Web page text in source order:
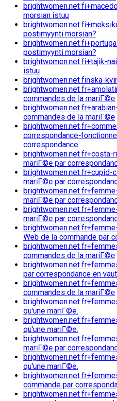
brightwomen.net
morsian istuu
brightwomen.net
postimyynti morsian?
brightwomen.net
postimyynti morsian?
brightwomen.net fi+tajik-
istuu
brightwomen.net finska-
brightwomen.net
commandes de la mariГ©e
brightwomen.net
commandes de la mariГ©e
brightwomen.net
correspondance-
correspondance
brightwomen.net fr+costa-
mariГ©e par
brightwomen.net fr+cupid-
mariГ©e par
brightwomen.net
mariГ©e par
brightwomen.net
mariГ©e par
brightwomen.net
Web de la commande par
brightwomen.net
commandes de la mariГ©e
brightwomen.net
par correspondance en
brightwomen.net
commandes de la mariГ©e
brightwomen.net
qu'une mariГ©e.
brightwomen.net
qu'une mariГ©e.
brightwomen.net
mariГ©e par
brightwomen.net
qu'une mariГ©e.
brightwomen.net
commande par
brightwomen.net